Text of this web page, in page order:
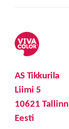
AS Tikkurila
Liimi 5
10621 Tallinn
Eesti